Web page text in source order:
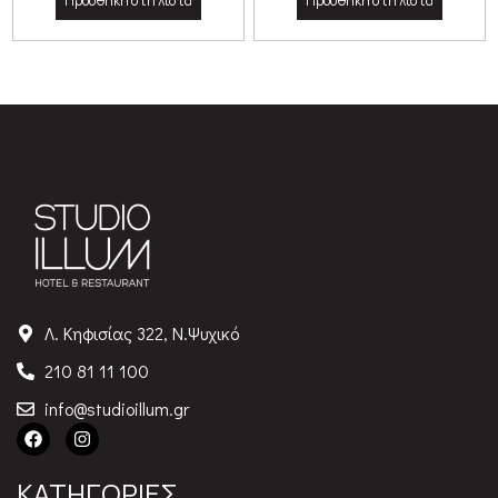
Λ. Κηφισίας 322, Ν.Ψυχικό
210 81 11 100
info@studioillum.gr